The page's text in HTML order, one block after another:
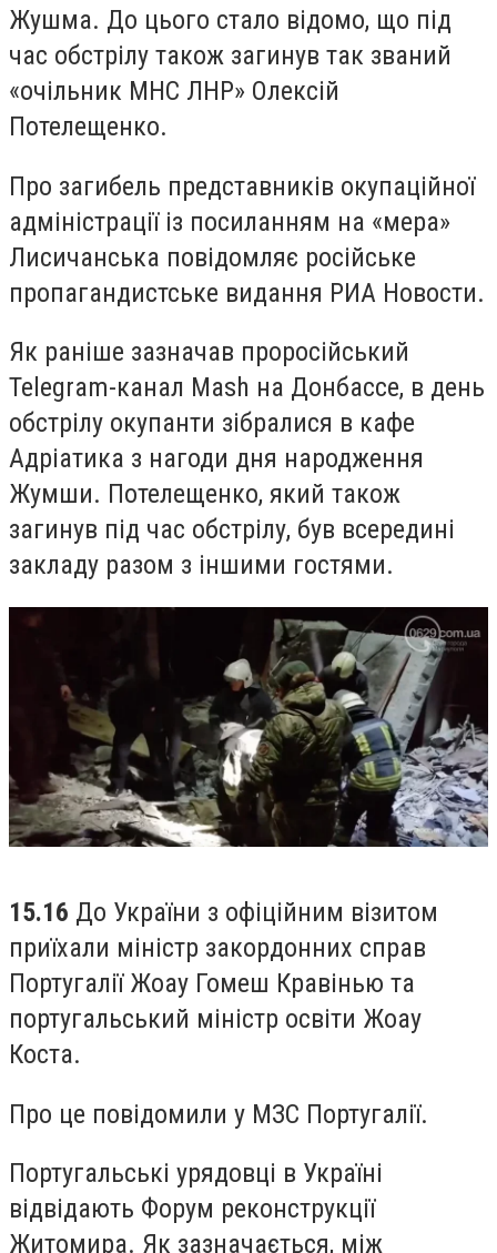
Жушма. До цього стало відомо, що під
час обстрілу також загинув так званий
«очільник МНС ЛНР» Олексій
Потелещенко.
Про загибель представників окупаційної
адміністрації із посиланням на «мера»
Лисичанська повідомляє російське
пропагандистське видання РИА Новости.
Як раніше зазначав проросійський
Telegram-канал Mash на Донбассе, в день
обстрілу окупанти зібралися в кафе
Адріатика з нагоди дня народження
Жумши. Потелещенко, який також
загинув під час обстрілу, був всередині
закладу разом з іншими гостями.
15.16 До України з офіційним візитом
приїхали міністр закордонних справ
Португалії Жоау Гомеш Кравінью та
португальський міністр освіти Жоау
Коста.
Про це повідомили у МЗС Португалії.
Португальські урядовці в Україні
відвідають Форум реконструкції
Житомира. Як зазначається, між